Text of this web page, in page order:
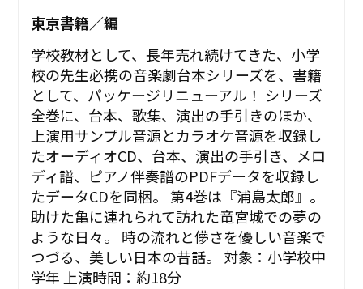
東京書籍／編
学校教材として、長年売れ続けてきた、小学
校の先生必携の音楽劇台本シリーズを、書籍
として、パッケージリニューアル！ シリーズ
全巻に、台本、歌集、演出の手引きのほか、
上演用サンプル音源とカラオケ音源を収録し
たオーディオCD、台本、演出の手引き、メロ
ディ譜、ピアノ伴奏譜のPDFデータを収録し
たデータCDを同梱。 第4巻は『浦島太郎』。
助けた亀に連れられて訪れた竜宮城での夢の
ような日々。 時の流れと儚さを優しい音楽で
つづる、美しい日本の昔話。 対象：小学校中
学年 上演時間：約18分